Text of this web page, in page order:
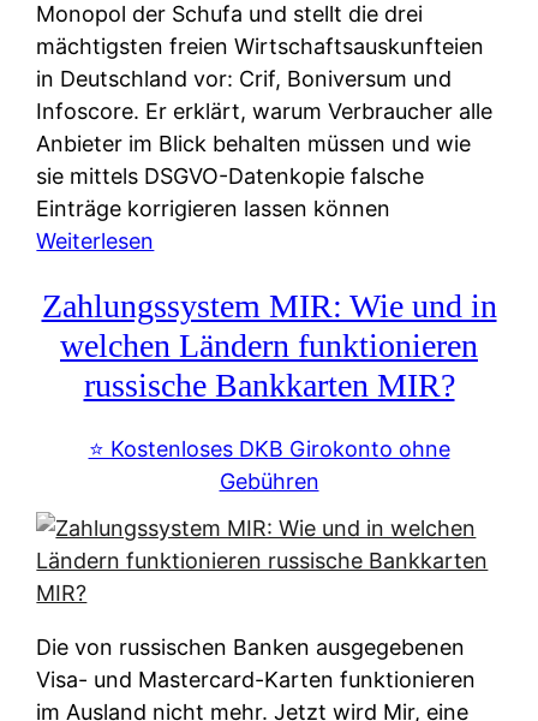
Monopol der Schufa und stellt die drei
mächtigsten freien Wirtschaftsauskunfteien
in Deutschland vor: Crif, Boniversum und
Infoscore. Er erklärt, warum Verbraucher alle
Anbieter im Blick behalten müssen und wie
sie mittels DSGVO-Datenkopie falsche
Einträge korrigieren lassen können
Weiterlesen
c
h
u
f
-
l
t
n
a
Zahlungssystem MIR: Wie und in
welchen Ländern funktionieren
russische Bankkarten MIR?
⭐️ Kostenloses DKB Girokonto ohne
Gebühren
Die von russischen Banken ausgegebenen
Visa- und Mastercard-Karten funktionieren
im Ausland nicht mehr. Jetzt wird Mir, eine